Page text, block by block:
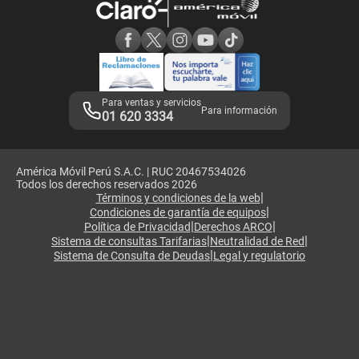
Adquirientes iPhone 6, 6S y SE
Mensaje de Seguridad
Términos y Condiciones de Tienda Claro
Libro de Reclamaciones
Legales de marketplace
Para ventas y servicios
01 620 3334 Para información
América Móvil Perú S.A.C. | RUC 20467534026
Todos los derechos reservados 2026
Términos y condiciones de la web|
Condiciones de garantía de equipos|
Política de Privacidad|Derechos ARCO|
Sistema de consultas Tarifarias|Neutralidad de Red|
Sistema de Consulta de Deudas|Legal y regulatorio